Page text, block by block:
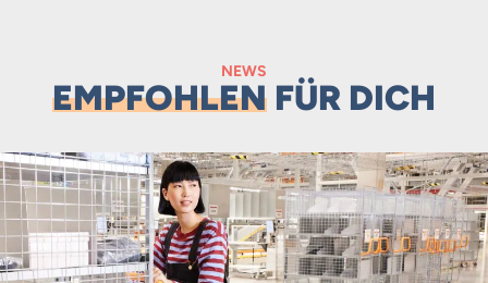
NEWS
EMPFOHLEN FÜR DICH